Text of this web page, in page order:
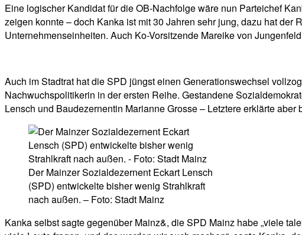
Eine logischer Kandidat für die OB-Nachfolge wäre nun Parteichef
zeigen konnte – doch Kanka ist mit 30 Jahren sehr jung, dazu hat
Unternehmenseinheiten. Auch Ko-Vorsitzende Mareike von
Auch im Stadtrat hat die SPD jüngst einen Generationswechsel
Nachwuchspolitikerin in der ersten Reihe. Gestandene
Lensch und Baudezernentin Marianne Grosse – Letztere erklärte
Der Mainzer Sozialdezernent Eckart Lensch
(SPD) entwickelte bisher wenig Strahlkraft
nach außen. – Foto: Stadt Mainz
Kanka selbst sagte gegenüber Mainz&, die SPD Mainz habe „viele